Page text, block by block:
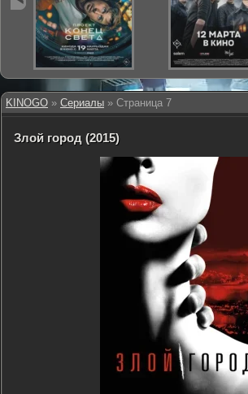
KINOGO » Сериалы » Страница 7
Злой город (2015)